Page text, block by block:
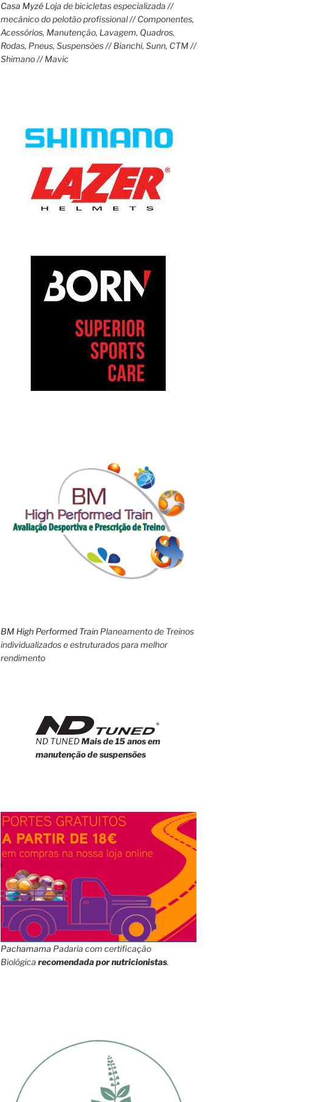
Casa MyzéLoja de bicicletas especializada //
mecânico do pelotão profissional // Componentes,
Acessórios, Manutenção, Lavagem, Quadros,
Rodas, Pneus, Suspensões // Bianchi, Sunn, CTM //
Shimano // Mavic
BM High Performed TrainPlaneamento de Treinos
individualizados e estruturados para melhor
rendimento
ND TUNEDMais de 15 anos em
manutenção de suspensões
Pachamama Padaria com certificação
Biológica recomendada por nutricionistas.